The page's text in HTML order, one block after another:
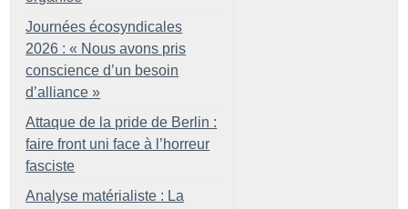
Journées écosyndicales
2026 : « Nous avons pris
conscience d’un besoin
d’alliance »
Attaque de la pride de Berlin :
faire front uni face à l’horreur
fasciste
Analyse matérialiste : La